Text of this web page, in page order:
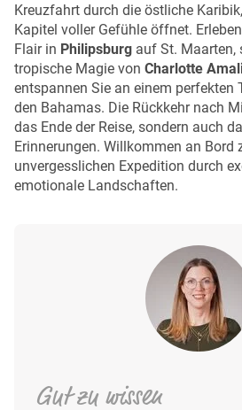
Kreuzfahrt durch die östliche
Kapitel voller Gefühle öffnet.
Flair in Philipsburg auf St. Maarten,
tropische Magie von Charlotte
entspannen Sie an einem perfekten
den Bahamas. Die Rückkehr nach
das Ende der Reise, sondern auch
Erinnerungen. Willkommen an Bord
unvergesslichen Expedition durch
emotionale Landschaften.
Gut zu wissen